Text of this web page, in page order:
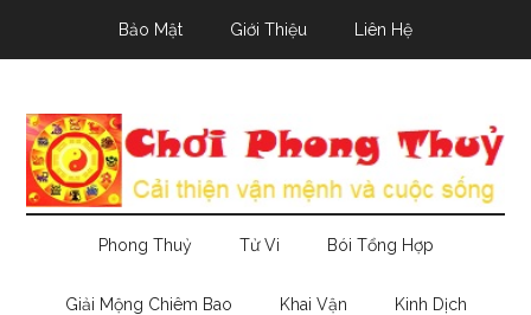
Bảo Mật Giới Thiệu Liên Hệ
Phong Thuỷ Tử Vi Bói Tổng Hợp
Giải Mộng Chiêm Bao Khai Vận Kinh Dịch